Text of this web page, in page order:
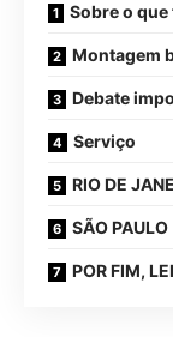
Sobre o que
Montagem
Debate
Serviço
RIO DE
SÃO PAULO
POR FIM,